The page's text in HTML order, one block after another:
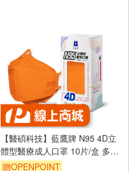
【醫碩科技】藍鷹牌 N95 4D立
體型醫療成人口罩 10片/盒 多色
可選
贈OPENPOINT